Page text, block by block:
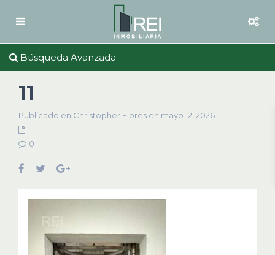
Búsqueda Avanzada
11
Publicado en Christopher Flores en mayo 12, 2026
0